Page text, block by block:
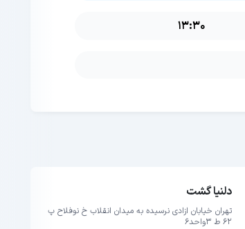
13:30
دلنیا گشت
تهران خیابان ازادی نرسیده به میدان انقلاب خ نوفلاح پ
62 ط 3واحد6